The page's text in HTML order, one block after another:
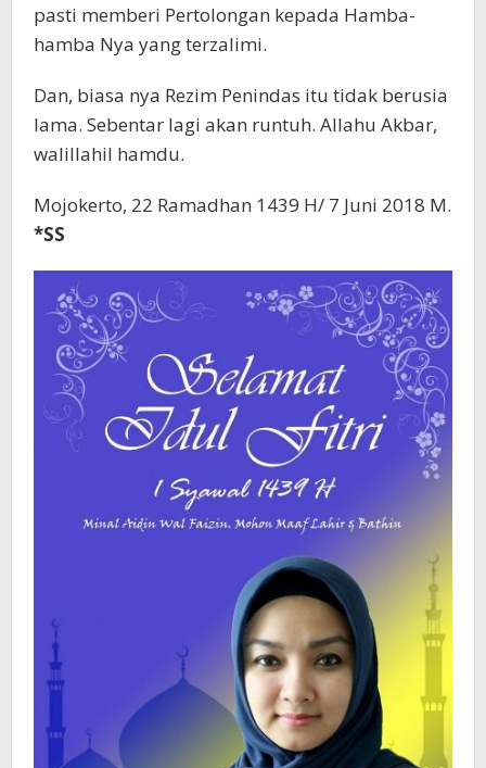
pasti memberi Pertolongan kepada Hamba-
hamba Nya yang terzalimi.
Dan, biasa nya Rezim Penindas itu tidak berusia
lama. Sebentar lagi akan runtuh. Allahu Akbar,
walillahil hamdu.
Mojokerto, 22 Ramadhan 1439 H/ 7 Juni 2018 M.
*SS